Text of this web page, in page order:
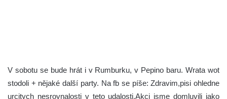
V sobotu se bude hrát i v Rumburku, v Pepino baru. Wrata wot
stodoli + nějaké další party. Na fb se píše: Zdravim,pisi ohledne
urcitych nesrovnalosti v teto udalosti.Akci jsme domluvili jako